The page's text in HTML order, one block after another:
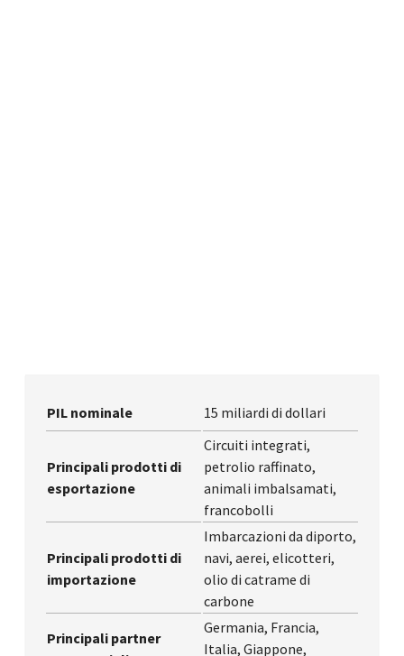
PIL nominale 15 miliardi di dollari
Principali prodotti di
esportazione
Circuiti integrati,
petrolio raffinato,
animali imbalsamati,
francobolli
Principali prodotti di
importazione
Imbarcazioni da diporto,
navi, aerei, elicotteri,
olio di catrame di
carbone
Principali partner
Germania, Francia,
Italia, Giappone,